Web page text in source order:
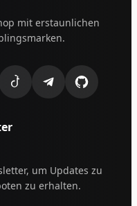
mit erstaunlichen
um Updates zu
zu erhalten.